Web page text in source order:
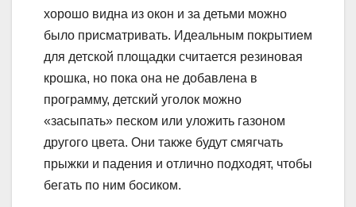
хорошо видна из окон и за детьми можно
было присматривать. Идеальным покрытием
для детской площадки считается резиновая
крошка, но пока она не добавлена в
программу, детский уголок можно
«засыпать» песком или уложить газоном
другого цвета. Они также будут смягчать
прыжки и падения и отлично подходят, чтобы
бегать по ним босиком.